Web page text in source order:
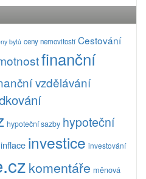
bytů ceny nemovitostí Cestování
finanční
vzdělávání
hypoteční sazby hypoteční
inflace investice investování
komentáře měnová